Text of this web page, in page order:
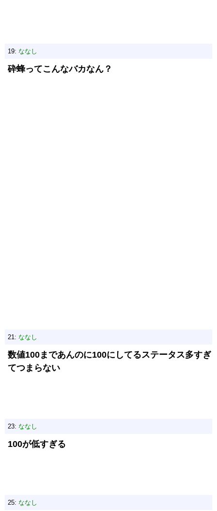
19: ななし
砕蜂ってこんなバカなん？
21: ななし
数値100まであんのに100にしてるステータス多すぎ
てつまらない
23: ななし
100が低すぎる
25: ななし